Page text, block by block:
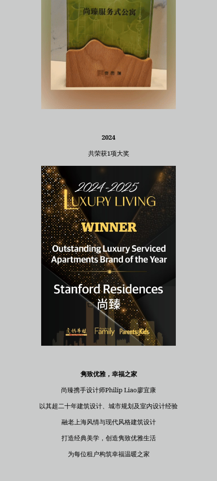
2024
共荣获1项大奖
隽致优雅，幸福之家
尚臻携手设计师Philip Liao廖宜康
以其超二十年建筑设计、城市规划及室内设计经验
融老上海风情与现代风格建筑设计
打造经典美学，创造隽致优雅生活
为每位租户构筑幸福温暖之家